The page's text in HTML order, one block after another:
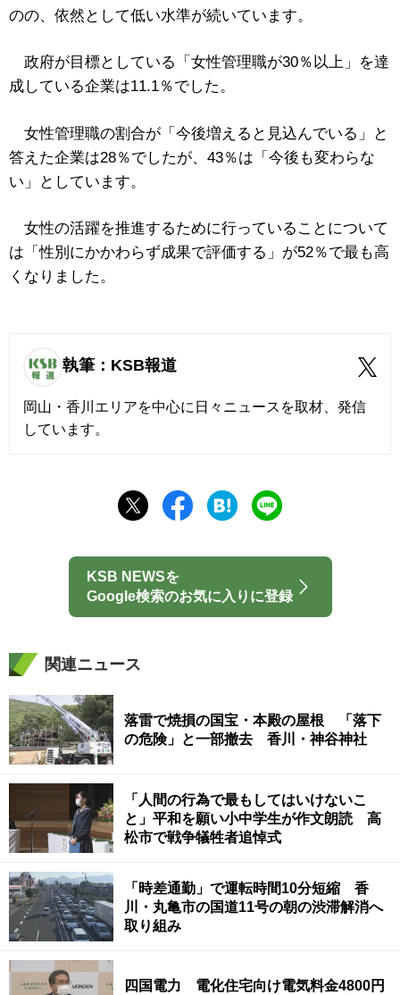
のの、依然として低い水準が続いています。
政府が目標としている「女性管理職が30％以上」を達
成している企業は11.1％でした。
女性管理職の割合が「今後増えると見込んでいる」と
答えた企業は28％でしたが、43％は「今後も変わらな
い」としています。
女性の活躍を推進するために行っていることについて
は「性別にかかわらず成果で評価する」が52％で最も高
くなりました。
執筆：KSB報道
岡山・香川エリアを中心に日々ニュースを取材、発信
しています。
KSB NEWSを
Google検索のお気に入りに登録
関連ニュース
落雷で焼損の国宝・本殿の屋根 「落下
の危険」と一部撤去 香川・神谷神社
「人間の行為で最もしてはいけないこ
と」平和を願い小中学生が作文朗読 高
松市で戦争犠牲者追悼式
「時差通勤」で運転時間10分短縮 香
川・丸亀市の国道11号の朝の渋滞解消へ
取り組み
四国電力 電化住宅向け電気料金4800円